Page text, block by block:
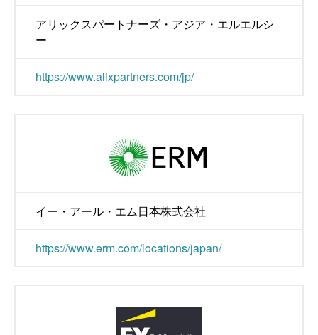
アリックスパートナーズ・アジア・エルエルシ
ー
https://www.alixpartners.com/jp/
イー・アール・エム日本株式会社
https://www.erm.com/locations/japan/